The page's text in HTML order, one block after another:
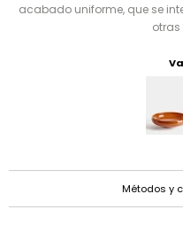
acabado uniforme, que se
otras
Métodos y